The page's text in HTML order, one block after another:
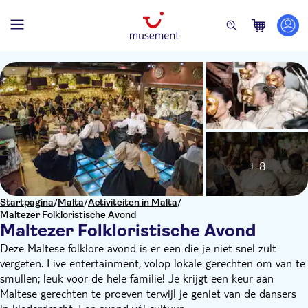
Startpagina/Malta/Activiteiten in Malta/
Maltezer Folkloristische Avond
Maltezer Folkloristische Avond
+ 8
Deze Maltese folklore avond is er een die je niet snel zult
vergeten. Live entertainment, volop lokale gerechten om van te
smullen; leuk voor de hele familie! Je krijgt een keur aan
Maltese gerechten te proeven terwijl je geniet van de dansers